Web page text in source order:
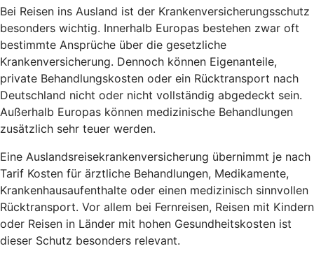
Bei Reisen ins Ausland ist der Krankenversicherungsschutz
besonders wichtig. Innerhalb Europas bestehen zwar oft
bestimmte Ansprüche über die gesetzliche
Krankenversicherung. Dennoch können Eigenanteile,
private Behandlungskosten oder ein Rücktransport nach
Deutschland nicht oder nicht vollständig abgedeckt sein.
Außerhalb Europas können medizinische Behandlungen
zusätzlich sehr teuer werden.
Eine Auslandsreisekrankenversicherung übernimmt je nach
Tarif Kosten für ärztliche Behandlungen, Medikamente,
Krankenhausaufenthalte oder einen medizinisch sinnvollen
Rücktransport. Vor allem bei Fernreisen, Reisen mit Kindern
oder Reisen in Länder mit hohen Gesundheitskosten ist
dieser Schutz besonders relevant.